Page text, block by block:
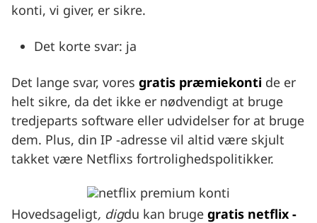
konti, vi giver, er sikre.
Det korte svar: ja
Det lange svar, vores gratis præmiekonti de er
helt sikre, da det ikke er nødvendigt at bruge
tredjeparts software eller udvidelser for at bruge
dem. Plus, din IP -adresse vil altid være skjult
takket være Netflixs fortrolighedspolitikker.
Hovedsageligt, digdu kan bruge gratis netflix -